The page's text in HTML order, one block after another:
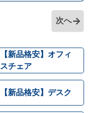
次へ
【新品格安】オフィ
スチェア
【新品格安】デスク